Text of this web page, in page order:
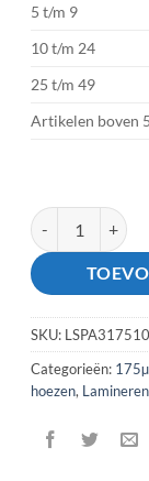
5 t/m 9
10 t/m 24
25 t/m 49
Artikelen boven
2x175µ
SKU:
Categorieën:
hoezen,